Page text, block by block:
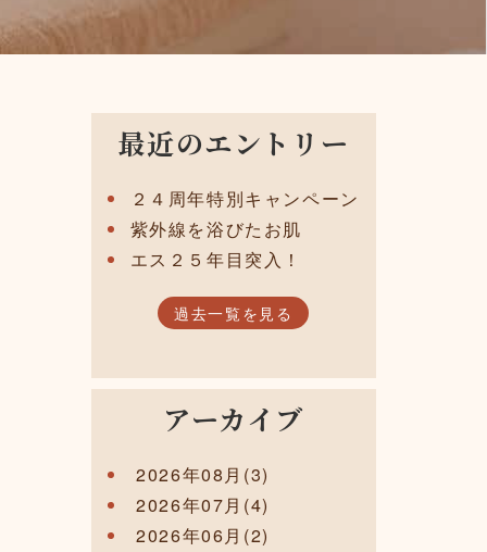
最近のエントリー
２４周年特別キャンペーン
紫外線を浴びたお肌
エス２５年目突入！
過去一覧を見る
アーカイブ
2026年08月(3)
2026年07月(4)
2026年06月(2)